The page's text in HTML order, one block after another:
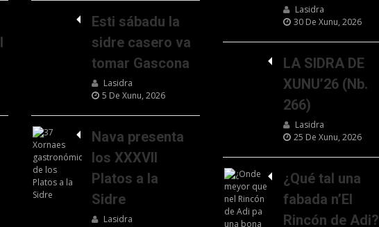
Esti sábadu la
sidre casero va
tomar Gascona
Lasidra
5 De Xunu, 2026
Nava presenta
los XXXVII
Platos a la
Sidre
Lasidra
Lasidra
30 De Xunu, 2026
LA SIDRA DE
XUNU’26 (Nb.
266)
Lasidra
25 De Xunu, 2026
¿Qué tal una
fabada n’El
Rincón de Adi?